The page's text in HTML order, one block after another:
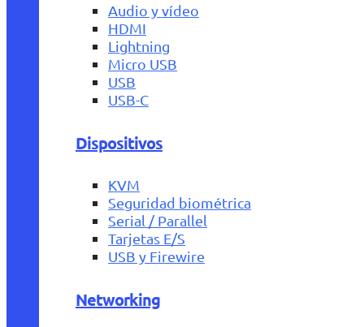
Audio y vídeo
HDMI
Lightning
Micro USB
USB
USB-C
Dispositivos
KVM
Seguridad biométrica
Serial / Parallel
Tarjetas E/S
USB y Firewire
Networking